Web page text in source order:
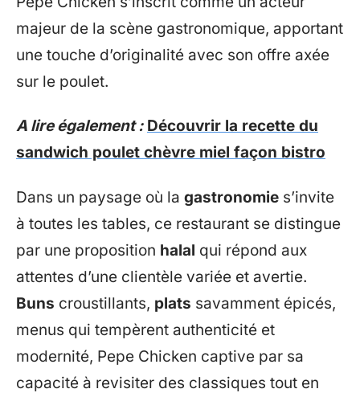
majeur de la scène gastronomique, apportant
une touche d’originalité avec son offre axée
sur le poulet.
A lire également : Découvrir la recette du
sandwich poulet chèvre miel façon bistro
Dans un paysage où la gastronomie s’invite
à toutes les tables, ce restaurant se distingue
par une proposition halal qui répond aux
attentes d’une clientèle variée et avertie.
Buns croustillants, plats savamment épicés,
menus qui tempèrent authenticité et
modernité, Pepe Chicken captive par sa
capacité à revisiter des classiques tout en